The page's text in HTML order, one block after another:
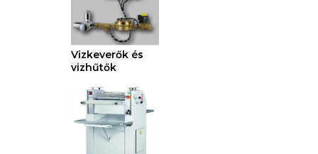
Vizkeverők és
vizhűtők